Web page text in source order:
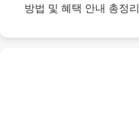
방법 및 혜택 안내 총정리